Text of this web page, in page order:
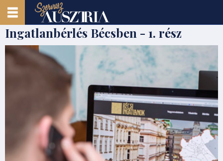
Ingatlanbérlés Bécsben - 1. rész